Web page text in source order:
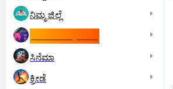
ನಿಮ್ಮ ಜಿಲ್ಲೆ
ಸಿನೆಮಾ
ಕ್ರೀಡೆ